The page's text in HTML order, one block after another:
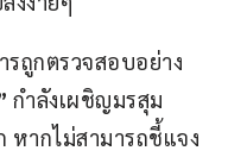
ถูกตรวจสอบอย่าง
กำลังเผชิญมรสุม
หากไม่สามารถชี้แจง